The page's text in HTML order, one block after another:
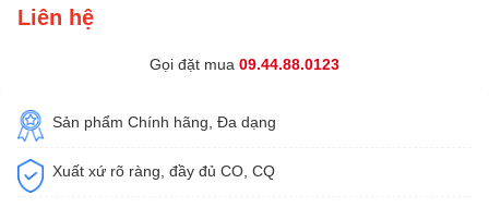
Liên hệ
Gọi đặt mua 09.44.88.0123
Sản phẩm Chính hãng, Đa dạng
Xuất xứ rõ ràng, đầy đủ CO, CQ